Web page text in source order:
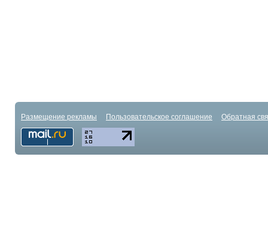
Размещение рекламы Пользовательское соглашение Обратная